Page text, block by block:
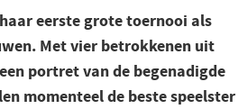
eerste grote toernooi als
Met vier betrokkenen uit
portret van de begenadigde
momenteel de beste speelster